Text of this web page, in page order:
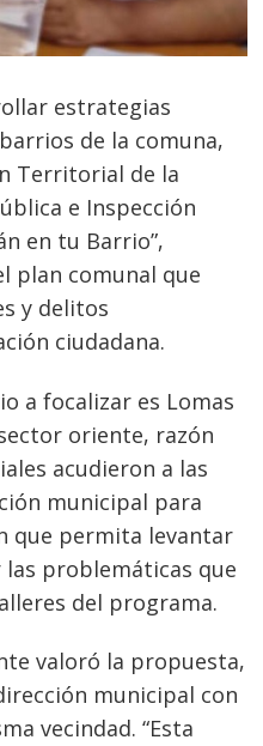
estrategias
de la comuna,
Territorial de la
e Inspección
en tu Barrio”,
plan comunal que
y delitos
ciudadana.
a focalizar es Lomas
oriente, razón
acudieron a las
municipal para
que permita levantar
problemáticas que
del programa.
valoró la propuesta,
municipal con
vecindad. “Esta